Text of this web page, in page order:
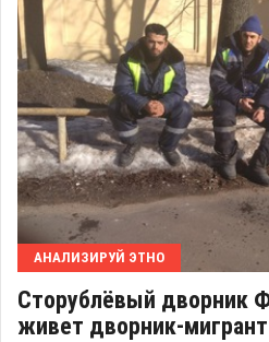
АНАЛИЗИРУЙ ЭТНО
Сторублёвый дворник
живет дворник-мигрант